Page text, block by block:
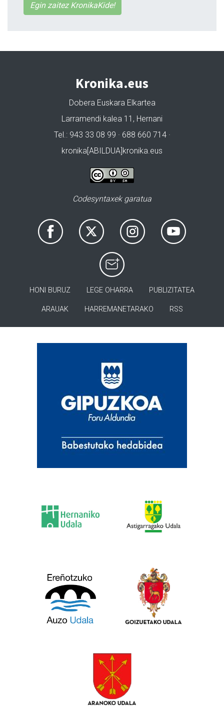
Egin zaitez KronikaKide!
Kronika.eus
Dobera Euskara Elkartea
Larramendi kalea 11, Hernani
Tel.: 943 33 08 99 · 688 660 714 ·
kronika[ABILDUA]kronika.eus
Codesyntaxek garatua
HONI BURUZ LEGE OHARRA PUBLIZITATEA
ARAUAK HARREMANETARAKO RSS